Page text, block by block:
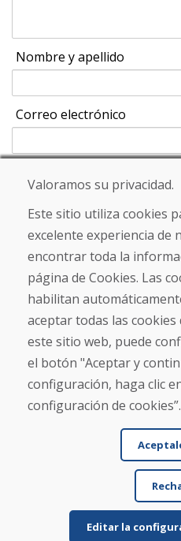
Nombre y apellido
Correo electrónico
Enviar
Línea de
+421 919 282
Sobre
Blog
Sobre
Comercio
Contacto
Compra
Tienda
Términos y
Envío y pago
NORMAS DE
Valoramos su privacidad.
Este sitio utiliza cookies
excelente experiencia de
encontrar toda la
página de Cookies. Las
habilitan
aceptar todas las
este sitio web, puede
el botón "Aceptar y
configuración, haga clic
configuración de cookies”.
Editar la